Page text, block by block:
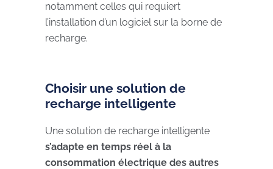
notamment celles qui requiert
l’installation d’un logiciel sur la borne de
recharge.
Choisir une solution de
recharge intelligente
Une solution de recharge intelligente
s’adapte en temps réel à la
consommation électrique des autres